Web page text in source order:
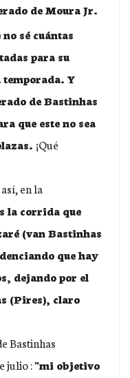
de Moura Jr.
sé cuántas
para su
temporada. Y
de Bastinhas
que este no sea
¡Qué
en la
la corrida que
(van Bastinhas
que hay
dejando por el
(Pires), claro
Bastinhas
julio :"mi objetivo